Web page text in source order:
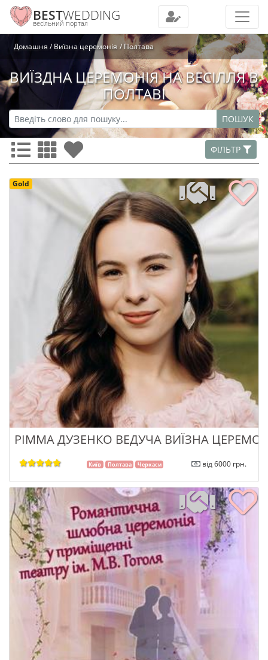
BESTWEDDING
весільний портал
Домашня Виїзна церемонія Полтава
ВИЇЗДНА ЦЕРЕМОНІЯ НА ВЕСІЛЛЯ В
ПОЛТАВІ
ПОШУК
ФІЛЬТР
Gold
РІММА ДУЗЕНКО ВЕДУЧА ВИЇЗНА
Київ Полтава Черкаси від 6000 грн.